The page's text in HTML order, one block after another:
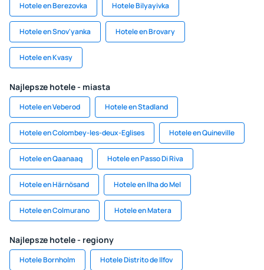
Hotele en Berezovka Hotele Bilyayivka
Hotele en Snov'yanka Hotele en Brovary
Hotele en Kvasy
Najlepsze hotele - miasta
Hotele en Veberod Hotele en Stadland
Hotele en Colombey-les-deux-Eglises Hotele en Quineville
Hotele en Qaanaaq Hotele en Passo Di Riva
Hotele en Härnösand Hotele en Ilha do Mel
Hotele en Colmurano Hotele en Matera
Najlepsze hotele - regiony
Hotele Bornholm Hotele Distrito de Ilfov